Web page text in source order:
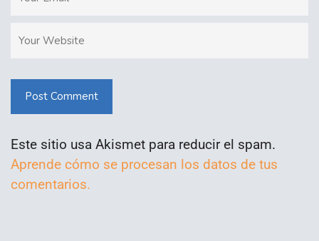
Post Comment
Este sitio usa Akismet para reducir el spam.
Aprende cómo se procesan los datos de tus
comentarios.